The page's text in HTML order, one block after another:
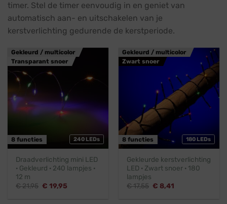
timer. Stel de timer eenvoudig in en geniet van
automatisch aan- en uitschakelen van je
kerstverlichting gedurende de kerstperiode.
240 LEDs
Gekleurd / multicolor
Transparant snoer
8 functies
Draadverlichting mini LED
· Gekleurd · 240 lampjes ·
12 m
€21,95 Oorspronkelijke
€ 19,95
180 LEDs
Gekleurd / multicolor
Zwart snoer
8 functies
Gekleurde kerstverlichting
LED · Zwart snoer · 180
lampjes
€17,55 Oorspronkelijke
€ 8,41